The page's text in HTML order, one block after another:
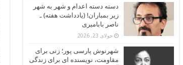
دسته دسته اعدام و شهر به شهر
زیر بمباران! (یادداشت هفته) ـ
ناصر بابامیری
جولای 23, 2026
شهرنوش پارسی پور؛ زنی برای
مقاومت، نویسنده ای برای زندگی